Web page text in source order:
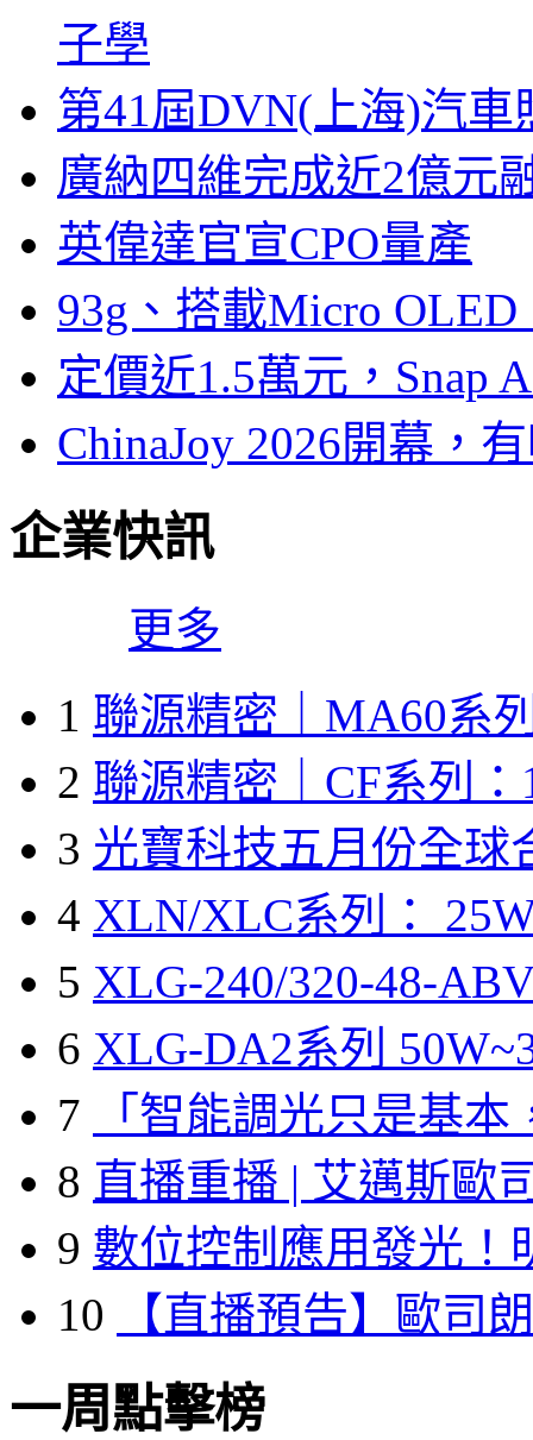
子學
第41屆DVN(上海)汽
廣納四維完成近2億元
英偉達官宣CPO量產
93g、搭載Micro
定價近1.5萬元，Snap
ChinaJoy 2026開幕，
企業快訊
更多
1 聯源精密｜MA60系
2 聯源精密｜CF系列：
3 光寶科技五月份全球
4 XLN/XLC系列：
5 XLG-240/320-48-
6 XLG-DA2系列
7
「智能調光只是基本
8 直播重播 | 艾邁斯歐
9 數位控制應用發光！
10
【直播預告】歐司
一周點擊榜